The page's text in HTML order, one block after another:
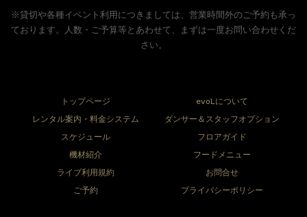
※貸切や各種イベント利用につきましては、営業時間外のご予約も承っ
ております。人数・ご予算等とあわせて、まずは一度お問い合わせくだ
さい。
トップページ
evoLについて
レンタル案内・料金システム
ダンサー＆スタッフオプション
スケジュール
フロアガイド
機材紹介
フードメニュー
ライブ利用規約
お問合せ
ご予約
プライバシーポリシー